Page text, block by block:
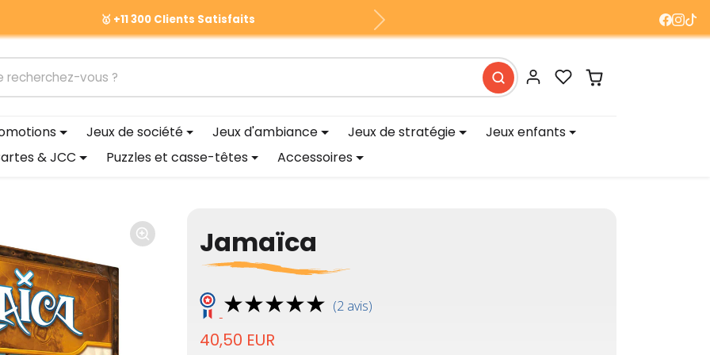
📦 Livraison gratuite à partir de 60 € Suivant
Jeux de société Jeux d'ambiance Jeux de stratégie
Jeux enfants
& JCC
Puzzles et casse-têtes
Accessoires
Jamaïca
(2 avis)
40,50 EUR